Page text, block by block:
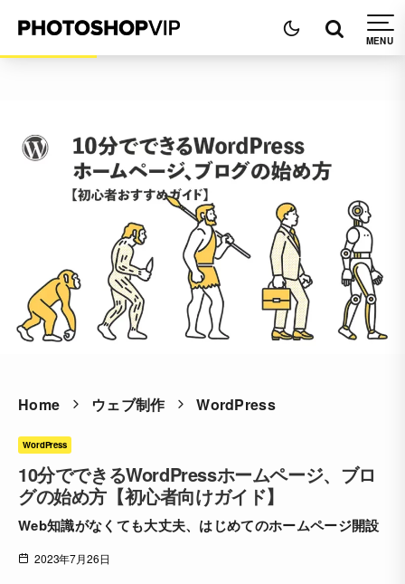
Home ウェブ制作 WordPress
WordPress
10分でできるWordPressホームページ、ブロ
グの始め方【初心者向けガイド】
Web知識がなくても大丈夫、はじめてのホームページ開設
2023年7月26日